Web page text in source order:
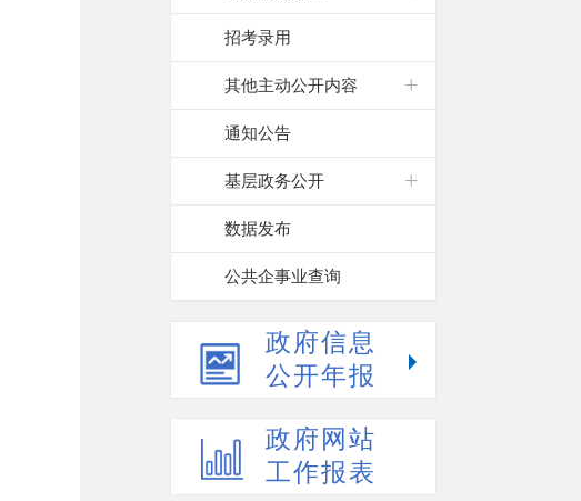
招考录用
其他主动公开内容
通知公告
基层政务公开
数据发布
公共企事业查询
政府信息
公开年报
政府网站
工作报表